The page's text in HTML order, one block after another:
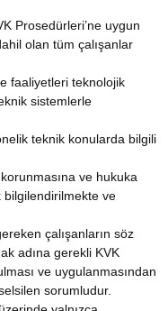
Prosedürleri’ne uygun
olan tüm çalışanlar
faaliyetleri teknolojik
sistemlerle
teknik konularda bilgili
ve hukuka
ve
çalışanların söz
adına gerekli KVK
ve uygulanmasından
sorumludur.